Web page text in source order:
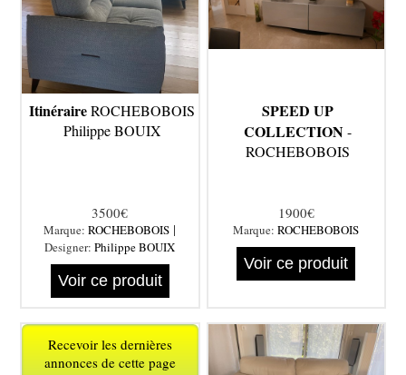
ItinéraireROCHEBOBOIS
Philippe BOUIX
3500€
Marque:ROCHEBOBOIS |
Designer:Philippe BOUIX
Voir ce produit
SPEED UP
COLLECTION-
ROCHEBOBOIS
1900€
Marque:ROCHEBOBOIS
Voir ce produit
Recevoir les dernières
annonces de cette page